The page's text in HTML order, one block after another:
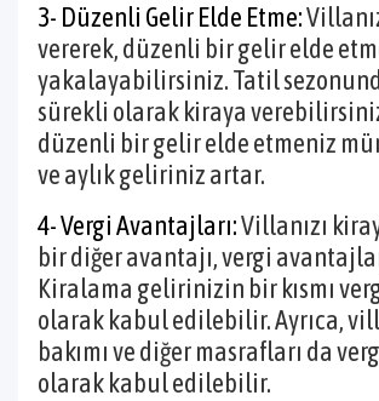
3- Düzenli Gelir Elde Etme:
vererek, düzenli bir gelir elde
yakalayabilirsiniz. Tatil
sürekli olarak kiraya
düzenli bir gelir elde etmeniz
ve aylık geliriniz artar.
4- Vergi Avantajları:Villanızı
bir diğer avantajı, vergi
Kiralama gelirinizin bir kısmı
olarak kabul edilebilir. Ayrıca,
bakımı ve diğer masrafları da
olarak kabul edilebilir.